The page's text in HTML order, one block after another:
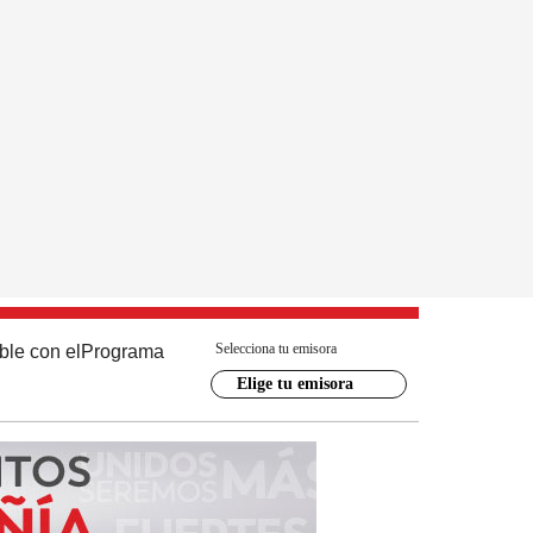
con el Programa Selecciona tu emisora
Elige tu emisora